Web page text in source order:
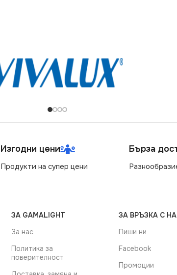
Изгодни цени
Продукти на супер цени
Бърза
ЗА GAMALIGHT
За нас
Политика за
поверителност
ЗА ВРЪЗКА С
Пиши ни
Facebook
Промоции